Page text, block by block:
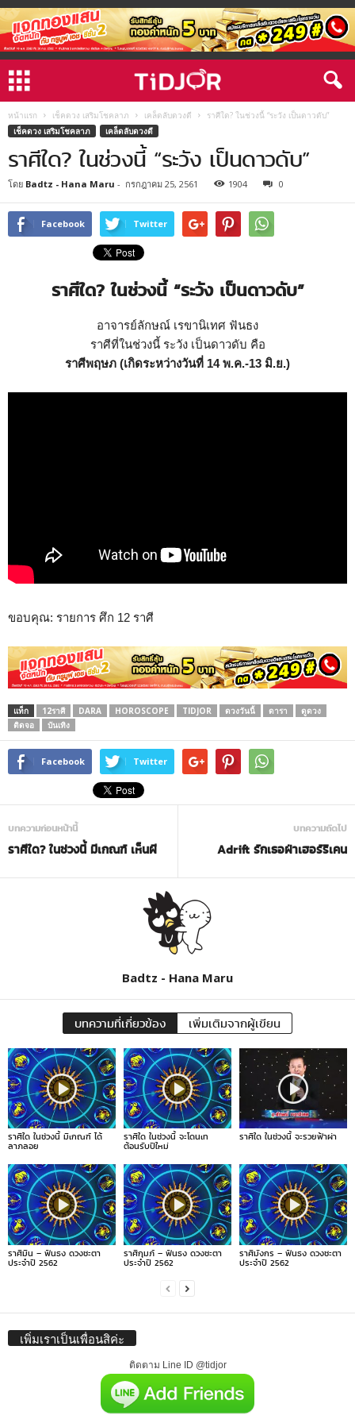
หน้าแรก เช็คดวง เสริมโชคลาภ เคล็ดลับดวงดี
ราศีใด? ในช่วงนี้ “ระวัง เป็นดาวดับ”
เช็คดวง เสริมโชคลาภ
เคล็ดลับดวงดี
ราศีใด? ในช่วงนี้ “ระวัง เป็นดาวดับ”
โดย Badtz - Hana Maru - กรกฎาคม 25, 2561 1904 0
Facebook Twitter
ราศีใด? ในช่วงนี้ “ระวัง เป็นดาวดับ”
อาจารย์ลักษณ์ เรขานิเทศ ฟันธง
ราศีที่ในช่วงนี้ ระวัง เป็นดาวดับ คือ
ราศีพฤษภ (เกิดระหว่างวันที่ 14 พ.ค.-13 มิ.ย.)
ขอบคุณ: รายการ ศึก 12 ราศี
แท็ก 12ราศี DARA HOROSCOPE TIDJOR ดวงวันนี้ ดารา
ดูดวง
ติดจอ
บันเทิง
Facebook Twitter
บทความก่อนหน้านี้
ราศีใด? ในช่วงนี้ มีเกณฑ์ เห็นผี
บทความถัดไป
Adrift รักเธอฝ่าเฮอร์ริเคน
Badtz - Hana Maru
บทความที่เกี่ยวข้อง เพิ่มเติมจากผู้เขียน
ราศีใด ในช่วงนี้ มีเกณฑ์ ได้
ลาภลอย
ราศีใด ในช่วงนี้ จะโดนเท
ต้อนรับปีใหม่
ราศีใด ในช่วงนี้ จะรวยฟ้าผ่า
ราศีมีน – ฟันธง ดวงชะตา
ประจำปี 2562
ราศีกุมภ์ – ฟันธง ดวงชะตา
ประจำปี 2562
ราศีมังกร – ฟันธง ดวงชะตา
ประจำปี 2562
เพิ่มเราเป็นเพื่อนสิค่ะ
ติดตาม Line ID @tidjor